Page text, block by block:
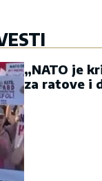
„NATO je
za ratove i